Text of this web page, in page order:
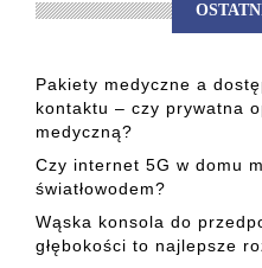
Pakiety medyczne a
kontaktu – czy prywatna
medyczną?
Czy internet 5G w domu
światłowodem?
Wąska konsola do
głębokości to najlepsze